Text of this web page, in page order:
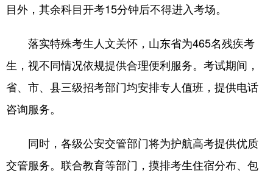
目外，其余科目开考15分钟后不得进入考场。
落实特殊考生人文关怀，山东省为465名残疾考
生，视不同情况依规提供合理便利服务。考试期间，
省、市、县三级招考部门均安排专人值班，提供电话
咨询服务。
同时，各级公安交管部门将为护航高考提供优质
交管服务。联合教育等部门，摸排考生住宿分布、包